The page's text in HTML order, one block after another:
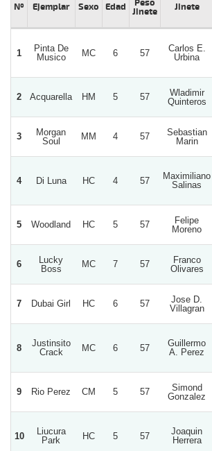
Nº Ejemplar Sexo Edad
Peso
Jinete
Jinete
1
Pinta De
Musico
MC 6 57
Carlos E.
Urbina
2 Acquarella HM 5 57
Wladimir
Quinteros
3
Morgan
Soul
MM 4 57
Sebastian
Marin
4 Di Luna HC 4 57
Maximiliano
Salinas
5 Woodland HC 5 57
Felipe
Moreno
6
Lucky
Boss
MC 7 57
Franco
Olivares
7 Dubai Girl HC 6 57
Jose D.
Villagran
8
Justinsito
Crack
MC 6 57
Guillermo
A. Perez
9 Rio Perez CM 5 57
Simond
Gonzalez
10
Liucura
Park
HC 5 57
Joaquin
Herrera